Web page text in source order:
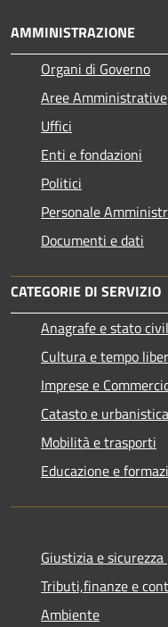
AMMINISTRAZIONE
Organi di Governo
Aree Amministrative
Uffici
Enti e fondazioni
Politici
Personale
Documenti e dati
CATEGORIE DI SERVIZIO
Anagrafe e stato
Cultura e tempo
Imprese e
Catasto e urbanistica
Mobilità e trasporti
Educazione e
Giustizia e
Tributi,finanze e
Ambiente